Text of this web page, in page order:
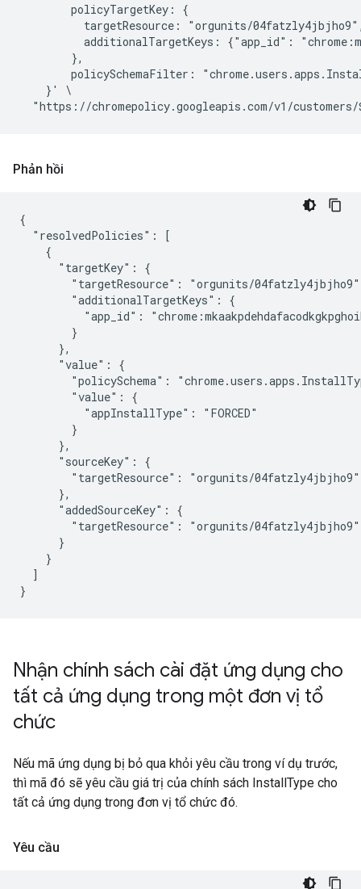
        policyTargetKey: {
targetResource: "orgunits/
additionalTargetKeys: {"app_id":
        },
policySchemaFilter:
    }' \
Phản hồi
{
  "resolvedPolicies": [
    {
      "targetKey": {
"targetResource": "orgunits/
        "additionalTargetKeys": {
"app_id":
        }
      },
      "value": {
"policySchema":
        "value": {
          "appInstallType": "FORCED"
        }
      },
      "sourceKey": {
        "targetResource": "orgunits/04fatzly4jbjho9"
      },
      "addedSourceKey": {
        "targetResource": "orgunits/04fatzly4jbjho9"
      }
    }
  ]
Nhận chính sách cài đặt ứng dụng cho
tất cả ứng dụng trong một đơn vị tổ
chức
Nếu mã ứng dụng bị bỏ qua khỏi yêu cầu trong ví dụ trước,
thì mã đó sẽ yêu cầu giá trị của chính sách InstallType cho
tất cả ứng dụng trong đơn vị tổ chức đó.
Yêu cầu